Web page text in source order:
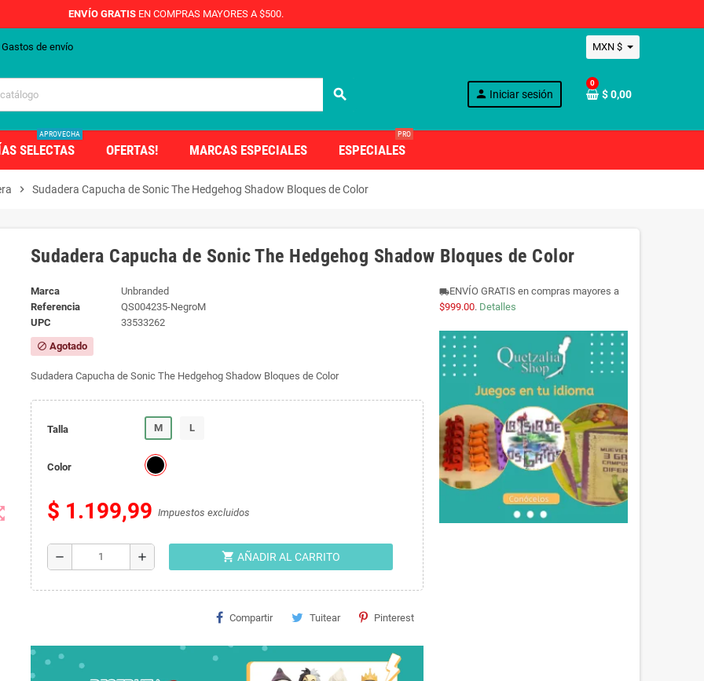
ENVÍO GRATIS EN COMPRAS MAYORES A $500.
Gastos de envío MXN $
search person Iniciar sesión
0
$ 0,00
SELECTAS
APROVECHA
OFERTAS! MARCAS ESPECIALES ESPECIALES
PRO
chevron_right Sudadera Capucha de Sonic The Hedgehog Shadow Bloques de Color
Sudadera Capucha de Sonic The Hedgehog Shadow Bloques de Color
Marca
Unbranded
Referencia
QS004235-NegroM
UPC
33533262
block Agotado
Sudadera Capucha de Sonic The Hedgehog Shadow Bloques de Color
Talla M L
Color
$ 1.199,99 Impuestos excluidos
remove add shopping_cart AÑADIR AL CARRITO
Compartir Tuitear Pinterest
local_shippingENVÍO GRATIS en compras mayores a
$999.00. Detalles